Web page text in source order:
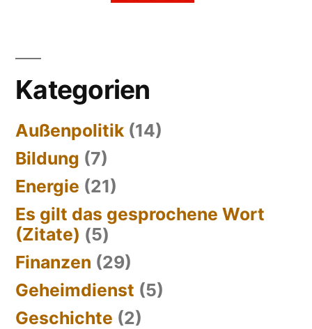
Kategorien
Außenpolitik (14)
Bildung (7)
Energie (21)
Es gilt das gesprochene Wort
(Zitate) (5)
Finanzen (29)
Geheimdienst (5)
Geschichte (2)